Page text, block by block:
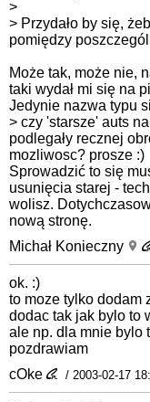
>
> Przydało by się,
pomiędzy
Może tak, może nie,
taki wydał mi się na
Jedynie nazwa typu
> czy 'starsze' auts
podlegały recznej
mozliwosc? prosze :)
Sprowadzić to się
usunięcia starej -
wolisz.
nową stronę.
Michał Konieczny
ok. :)
to moze tylko dodam
dodac tak jak bylo to
ale np. dla mnie bylo
pozdrawiam
cOke
/ 2003-02-17